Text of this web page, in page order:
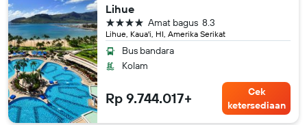
Lihue
Lihue, Kaua'i, HI, Amerika Serikat
8.3
Amat bagus
bintang 4
Bus bandara
Kolam
Rp 9.744.017+
Cek
ketersediaan